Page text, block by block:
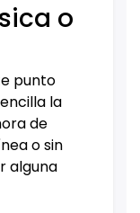
o
punto
la
de
o sin
alguna